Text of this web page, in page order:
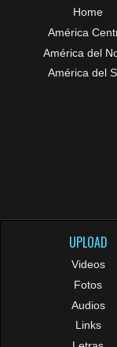
Home
América
América del
América del
UPLOAD
Videos
Fotos
Audios
Links